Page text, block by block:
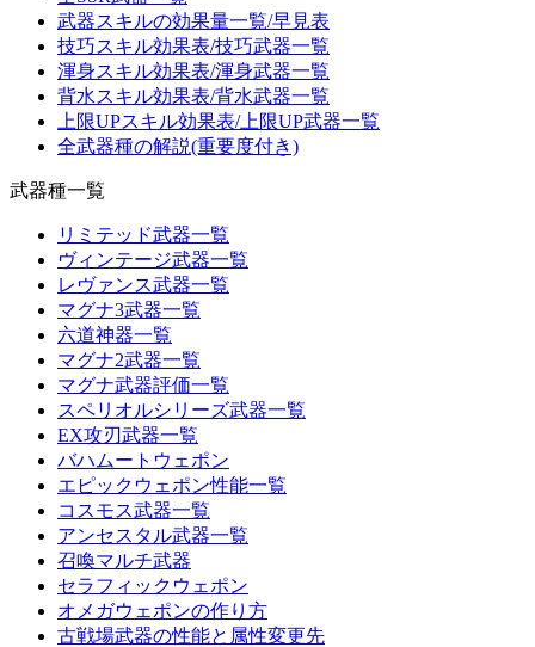
武器スキルの効果量一覧/早見表
技巧スキル効果表/技巧武器一覧
渾身スキル効果表/渾身武器一覧
背水スキル効果表/背水武器一覧
上限UPスキル効果表/上限UP武器一覧
全武器種の解説(重要度付き)
武器種一覧
リミテッド武器一覧
ヴィンテージ武器一覧
レヴァンス武器一覧
マグナ3武器一覧
六道神器一覧
マグナ2武器一覧
マグナ武器評価一覧
スペリオルシリーズ武器一覧
EX攻刃武器一覧
バハムートウェポン
エピックウェポン性能一覧
コスモス武器一覧
アンセスタル武器一覧
召喚マルチ武器
セラフィックウェポン
オメガウェポンの作り方
古戦場武器の性能と属性変更先